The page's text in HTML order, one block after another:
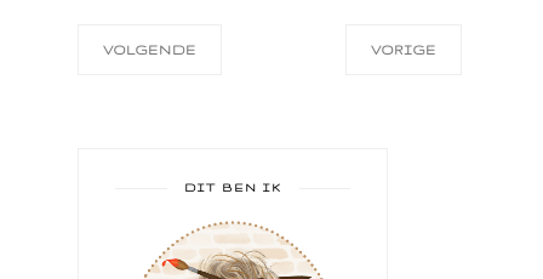
VOLGENDE VORIGE
DIT BEN IK